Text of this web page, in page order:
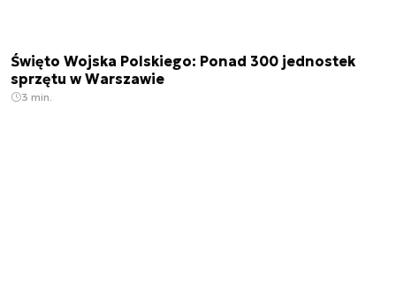
Święto Wojska Polskiego: Ponad 300 jednostek
sprzętu w Warszawie
3 min.